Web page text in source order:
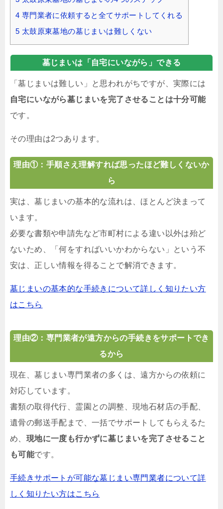
4 専門業者に依頼すると全てサポートしてくれる
5 太鼓原東墓地の墓じまいは難しくない
墓じまいは「自宅にいながら」できる
「墓じまいは難しい」と思われがちですが、実際には
自宅にいながら墓じまいを完了させることは十分可能
です。
その理由は2つあります。
理由①：手順さえ理解すれば思ったほど難しくないか
ら
実は、墓じまいの基本的な流れは、ほとんど決まって
います。
必要な書類や申請先など市町村による違い以外は殆ど
ないため、「何をすればいいかわからない」という不
安は、正しい情報を得ることで解消できます。
墓じまいの基本的な手続きについて詳しく知りたい方
はこちら
理由②：専門業者が遠方からの手続きをサポートでき
るから
現在、墓じまい専門業者の多くは、遠方からの依頼に
対応しています。
書類の取得代行、霊園との調整、現地石材店の手配、
遺骨の郵送手配まで、一括でサポートしてもらえるた
め、 現地に一度も行かずに墓じまいを完了させること
も可能です。
手続きサポートが可能な墓じまい専門業者について詳
しく知りたい方はこちら